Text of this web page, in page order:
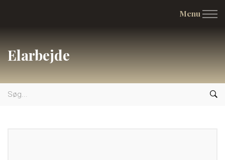
Menu
Elarbejde